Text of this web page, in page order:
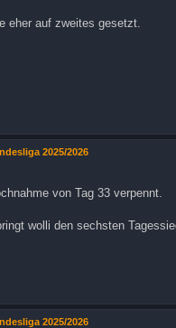
eher auf zweites gesetzt.
2025/2026
von Tag 33 verpennt.
wolli den sechsten
2025/2026